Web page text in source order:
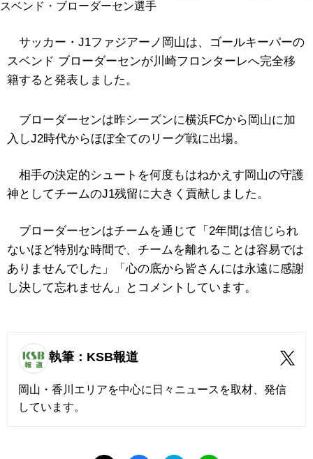
スベンド・ブローダーセン選手
サッカー・J1ファジアーノ岡山は、ゴールキーパーの
スベンド ブローダーセンが川崎フロンターレへ完全移
籍すると発表しました。
ブローダーセンは昨シーズンに横浜FCから岡山に加
入しJ2時代からほぼ全てのリーグ戦に出場。
相手の決定的シュートを何度もはねかえす岡山の守護
神としてチームのJ1残留に大きく貢献しました。
ブローダーセンはチームを通じて「2年間は信じられ
ないほど特別な時間で、チームを離れることは容易では
ありませんでした」「心の底から皆さんには永遠に感謝
し決して忘れません」とコメントしています。
執筆：KSB報道
岡山・香川エリアを中心に日々ニュースを取材、発信
しています。